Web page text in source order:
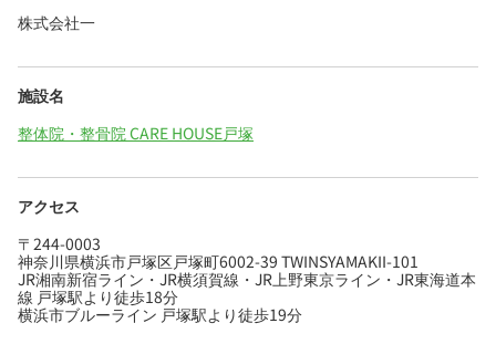
株式会社一
施設名
整体院・整骨院 CARE HOUSE戸塚
アクセス
〒244-0003
神奈川県横浜市戸塚区戸塚町6002-39 TWINSYAMAKII-101
JR湘南新宿ライン・JR横須賀線・JR上野東京ライン・JR東海道本
線 戸塚駅より徒歩18分
横浜市ブルーライン 戸塚駅より徒歩19分